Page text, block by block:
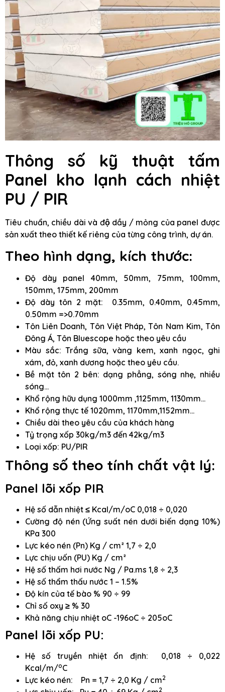
Thông số kỹ thuật tấm
Panel kho lạnh cách nhiệt
PU / PIR
Tiêu chuẩn, chiều dài và độ dầy / mỏng của panel được
sản xuất theo thiết kế riêng của từng công trình, dự án.
Theo hình dạng, kích thước:
Độ dày panel 40mm, 50mm, 75mm, 100mm,
150mm, 175mm, 200mm
Độ dày tôn 2 mặt: 0.35mm, 0.40mm, 0.45mm,
0.50mm =>0.70mm
Tôn Liên Doanh, Tôn Việt Pháp, Tôn Nam Kim, Tôn
Đông Á, Tôn Bluescope hoặc theo yêu cầu
Màu sắc: Trắng sữa, vàng kem, xanh ngọc, ghi
xám, đỏ, xanh dương hoặc theo yêu cầu.
Bề mặt tôn 2 bên: dạng phẳng, sóng nhẹ, nhiều
sóng…
Khổ rộng hữu dụng 1000mm ,1125mm, 1130mm…
Khổ rộng thực tế 1020mm, 1170mm,1152mm…
Chiều dài theo yêu cầu của khách hàng
Tỷ trọng xốp 30kg/m3 đến 42kg/m3
Loại xốp: PU/PIR
Thông số theo tính chất vật lý:
Panel lõi xốp PIR
Hệ số dẫn nhiệt ≤ Kcal/m/oC 0,018 ÷ 0,020
Cường độ nén (Ứng suất nén dưới biến dạng 10%)
KPa 300
Lực kéo nén (Pn) Kg / cm² 1,7 ÷ 2,0
Lực chịu uốn (PU) Kg / cm²
Hệ số thấm hơi nước Ng / Pa.ms 1,8 ÷ 2,3
Hệ số thẩm thấu nước 1 – 1.5%
Độ kín của tế bào % 90 ÷ 99
Chỉ số oxy ≥ % 30
Khả năng chịu nhiệt oC -196oC ÷ 205oC
Panel lõi xốp PU:
Hệ số truyền nhiệt ổn định: 0,018 ÷ 0,022
Kcal/m/oC
Lực kéo nén: Pn = 1,7 ÷ 2,0 Kg / cm2
2